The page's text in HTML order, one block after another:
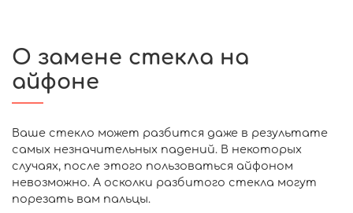
О замене стекла на
айфоне
Ваше стекло может разбится даже в результате
самых незначительных падений. В некоторых
случаях, после этого пользоваться айфоном
невозможно. А осколки разбитого стекла могут
порезать вам пальцы.